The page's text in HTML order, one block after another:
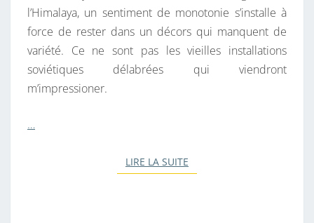
l’Himalaya, un sentiment de monotonie s’installe à
force de rester dans un décors qui manquent de
variété. Ce ne sont pas les vieilles installations
soviétiques délabrées qui viendront
m’impressioner.
…
LIRE LA SUITE